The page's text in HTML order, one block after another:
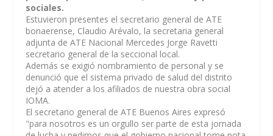
sociales.
Estuvieron presentes el secretario general de ATE
bonaerense, Claudio Arévalo, la secretaria general
adjunta de ATE Nacional Mercedes Jorge Ravetti
secretario general de la seccional local.
Además se exigió nombramiento de personal y se
denunció que el sistema privado de salud del distrito
dejó a atender a los afiliados de nuestra obra social
IOMA.
El secretario general de ATE Buenos Aires expresó
"para nosotros es un orgullo ser parte de esta jornada